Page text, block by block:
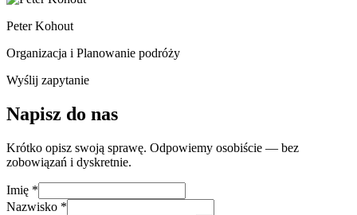
Peter Kohout
Organizacja i Planowanie podróży
Wyślij zapytanie
Napisz do nas
Krótko opisz swoją sprawę. Odpowiemy osobiście — bez
zobowiązań i dyskretnie.
Imię *
Nazwisko *